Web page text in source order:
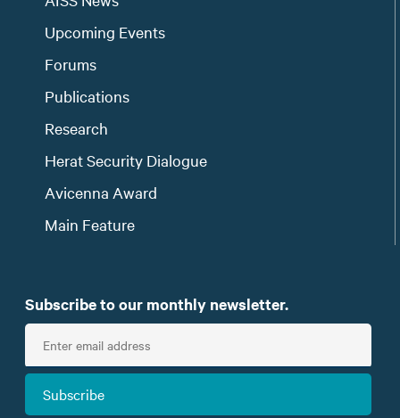
Upcoming Events
Forums
Publications
Research
Herat Security Dialogue
Avicenna Award
Main Feature
Subscribe to our monthly newsletter.
E
t
Subscribe